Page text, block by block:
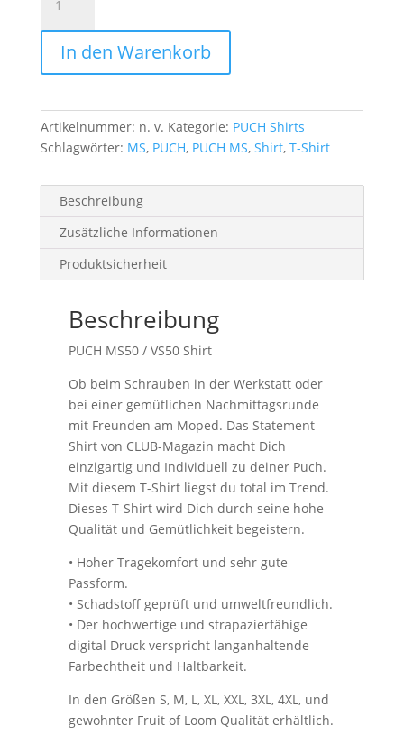
MS50
/
VS50
Shirt
In den Warenkorb
Artikelnummer: n. v. Kategorie: PUCH Shirts
Schlagwörter: MS, PUCH, PUCH MS, Shirt, T-Shirt
Beschreibung
Zusätzliche Informationen
Produktsicherheit
Beschreibung
PUCH MS50 / VS50 Shirt
Ob beim Schrauben in der Werkstatt oder
bei einer gemütlichen Nachmittagsrunde
mit Freunden am Moped. Das Statement
Shirt von CLUB-Magazin macht Dich
einzigartig und Individuell zu deiner Puch.
Mit diesem T-Shirt liegst du total im Trend.
Dieses T-Shirt wird Dich durch seine hohe
Qualität und Gemütlichkeit begeistern.
• Hoher Tragekomfort und sehr gute
Passform.
• Schadstoff geprüft und umweltfreundlich.
• Der hochwertige und strapazierfähige
digital Druck verspricht langanhaltende
Farbechtheit und Haltbarkeit.
In den Größen S, M, L, XL, XXL, 3XL, 4XL, und
gewohnter Fruit of Loom Qualität erhältlich.